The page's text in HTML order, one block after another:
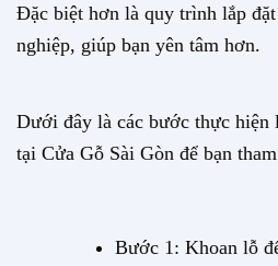
Đặc biệt hơn là quy trình lắp
nghiệp, giúp bạn yên tâm hơn.
Dưới đây là các bước thực hiện
tại Cửa Gỗ Sài Gòn để bạn
Bước 1: Khoan lỗ